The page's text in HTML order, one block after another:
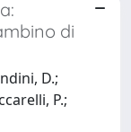
di
D.;
P.;